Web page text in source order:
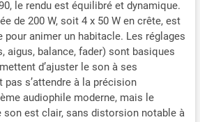
le rendu est équilibré et dynamique.
de 200 W, soit 4 x 50 W en crête, est
animer un habitacle. Les réglages
aigus, balance, fader) sont basiques
d’ajuster le son à ses
pas s’attendre à la précision
audiophile moderne, mais le
est clair, sans distorsion notable à